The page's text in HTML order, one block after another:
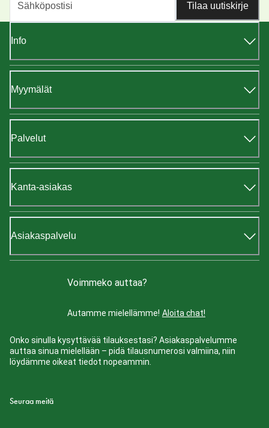
Tilaa uutiskirje
Info
Myymälät
Palvelut
Kanta-asiakas
Asiakaspalvelu
Voimmeko auttaa?
Autamme mielellämme! Aloita chat!
Onko sinulla kysyttävää tilauksestasi? Asiakaspalvelumme
auttaa sinua mielellään – pidä tilausnumerosi valmiina, niin
löydämme oikeat tiedot nopeammin.
Seuraa meitä